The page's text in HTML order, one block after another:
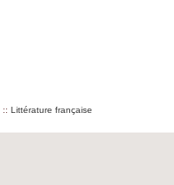
:: Littérature française